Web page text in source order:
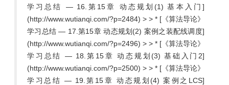
学习总结 — 16.第15章 动态规划(1) 基本入门]
(http://www.wutianqi.com/?p=2484) > > * [《算法导论》
学习总结 — 17.第15章 动态规划(2) 案例之装配线调度]
(http://www.wutianqi.com/?p=2496) > > * [《算法导论》
学习总结 — 18.第15章 动态规划(3) 基础入门2]
(http://www.wutianqi.com/?p=2500) > > * [《算法导论》
学习总结 — 19.第15章 动态规划(4) 案例之LCS]